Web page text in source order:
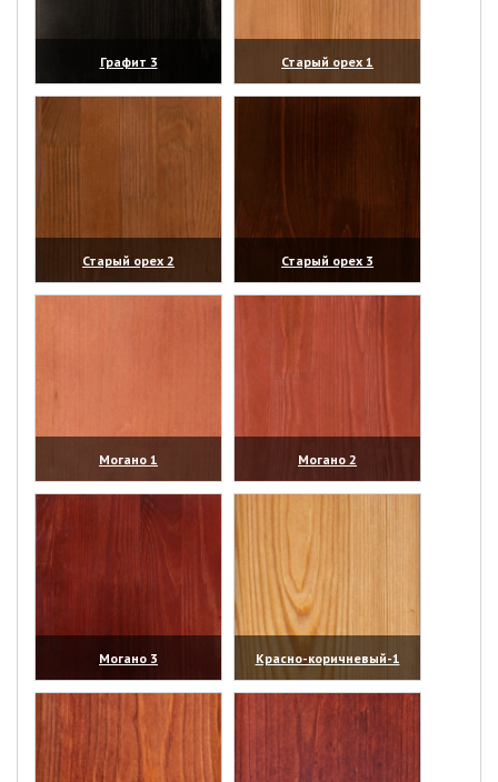
Графит 3
(увеличить)
Старый орех 1
(увеличить)
Старый орех 2
(увеличить)
Старый орех 3
(увеличить)
Могано 1
(увеличить)
Могано 2
(увеличить)
Могано 3
(увеличить)
Красно-коричневый-1
(увеличить)